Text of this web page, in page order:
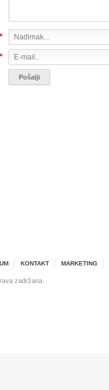
*
*
KONTAKT MARKETING
zadržana.